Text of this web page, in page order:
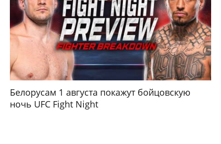
Белорусам 1 августа покажут бойцовскую
ночь UFC Fight Night